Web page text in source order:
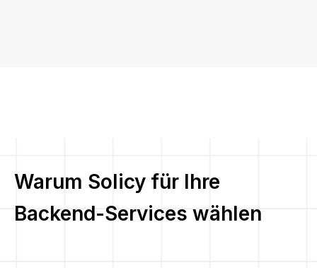
Warum Solicy für Ihre
Backend-Services wählen